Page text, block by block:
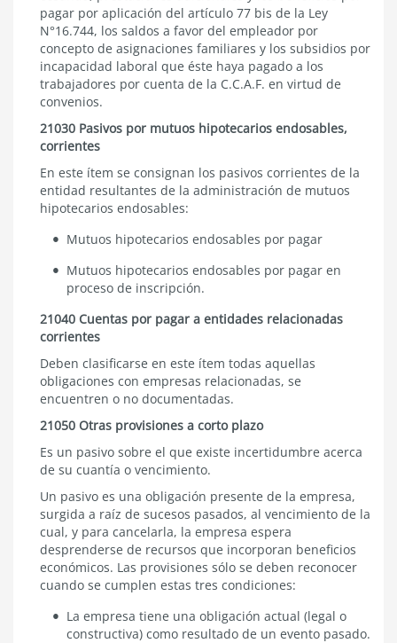
pagar por aplicación del artículo 77 bis de la Ley
N°16.744, los saldos a favor del empleador por
concepto de asignaciones familiares y los subsidios por
incapacidad laboral que éste haya pagado a los
trabajadores por cuenta de la C.C.A.F. en virtud de
convenios.
21030 Pasivos por mutuos hipotecarios endosables,
corrientes
En este ítem se consignan los pasivos corrientes de la
entidad resultantes de la administración de mutuos
hipotecarios endosables:
Mutuos hipotecarios endosables por pagar
Mutuos hipotecarios endosables por pagar en
proceso de inscripción.
21040 Cuentas por pagar a entidades relacionadas
corrientes
Deben clasificarse en este ítem todas aquellas
obligaciones con empresas relacionadas, se
encuentren o no documentadas.
21050 Otras provisiones a corto plazo
Es un pasivo sobre el que existe incertidumbre acerca
de su cuantía o vencimiento.
Un pasivo es una obligación presente de la empresa,
surgida a raíz de sucesos pasados, al vencimiento de la
cual, y para cancelarla, la empresa espera
desprenderse de recursos que incorporan beneficios
económicos. Las provisiones sólo se deben reconocer
cuando se cumplen estas tres condiciones:
La empresa tiene una obligación actual (legal o
constructiva) como resultado de un evento pasado.